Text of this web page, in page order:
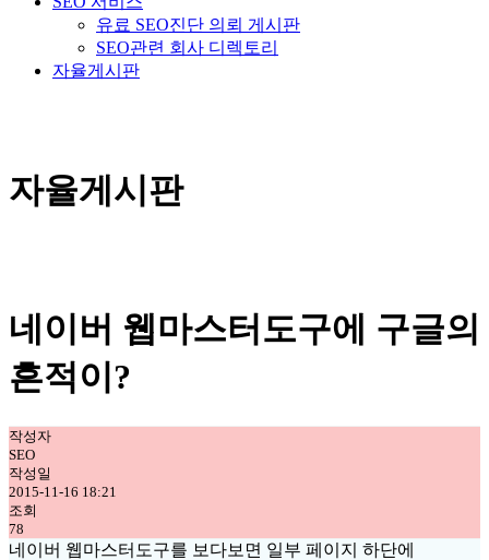
유료 SEO진단 의뢰 게시판
SEO관련 회사 디렉토리
자율게시판
자율게시판
네이버 웹마스터도구에 구글의
흔적이?
작성자
SEO
작성일
2015-11-16 18:21
조회
78
네이버 웹마스터도구를 보다보면 일부 페이지 하단에